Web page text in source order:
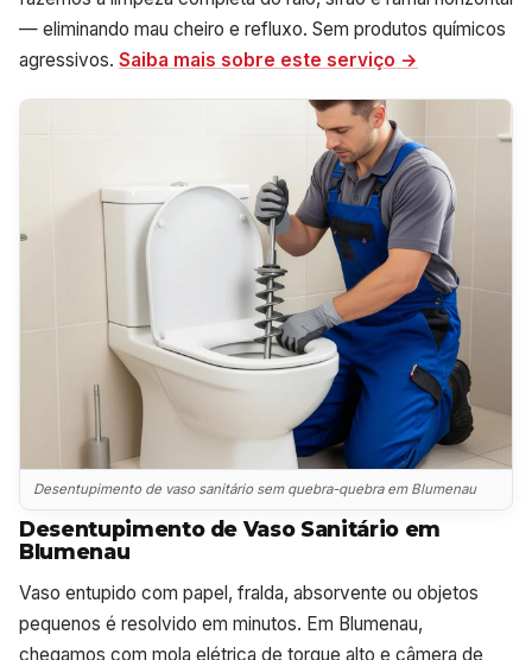
— eliminando mau cheiro e refluxo. Sem produtos químicos
agressivos. Saiba mais sobre este serviço →
Desentupimento de vaso sanitário sem quebra-quebra em Blumenau
Desentupimento de Vaso Sanitário em
Blumenau
Vaso entupido com papel, fralda, absorvente ou objetos
pequenos é resolvido em minutos. Em Blumenau,
chegamos com mola elétrica de torque alto e câmera de